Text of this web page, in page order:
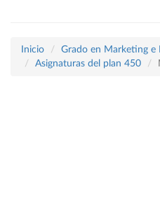
Inicio
Grado en Marketing e
Asignaturas del plan 450